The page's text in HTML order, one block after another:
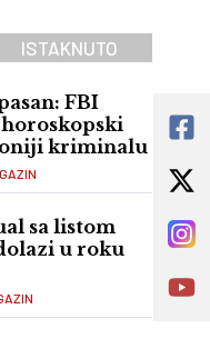
ISTAKNUTO
FBI
kriminalu
sa listom
u roku